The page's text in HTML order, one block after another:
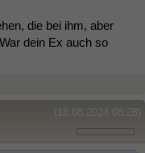
die bei ihm, aber
dein Ex auch so
(18.08.2024 08:28)